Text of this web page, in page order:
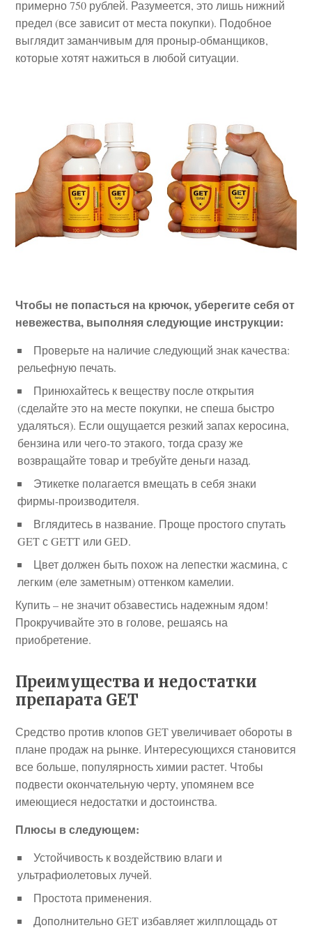
примерно 750 рублей. Разумеется, это лишь нижний
предел (все зависит от места покупки). Подобное
выглядит заманчивым для проныр-обманщиков,
которые хотят нажиться в любой ситуации.
Чтобы не попасться на крючок, уберегите себя от
невежества, выполняя следующие инструкции:
Проверьте на наличие следующий знак качества:
рельефную печать.
Принюхайтесь к веществу после открытия
(сделайте это на месте покупки, не спеша быстро
удаляться). Если ощущается резкий запах керосина,
бензина или чего-то этакого, тогда сразу же
возвращайте товар и требуйте деньги назад.
Этикетке полагается вмещать в себя знаки
фирмы-производителя.
Вглядитесь в название. Проще простого спутать
GET с GETT или GED.
Цвет должен быть похож на лепестки жасмина, с
легким (еле заметным) оттенком камелии.
Купить – не значит обзавестись надежным ядом!
Прокручивайте это в голове, решаясь на
приобретение.
Преимущества и недостатки
препарата GET
Средство против клопов GET увеличивает обороты в
плане продаж на рынке. Интересующихся становится
все больше, популярность химии растет. Чтобы
подвести окончательную черту, упомянем все
имеющиеся недостатки и достоинства.
Плюсы в следующем:
Устойчивость к воздействию влаги и
ультрафиолетовых лучей.
Простота применения.
Дополнительно GET избавляет жилплощадь от